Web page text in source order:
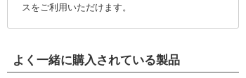
スをご利用いただけます。
よく一緒に購入されている製品